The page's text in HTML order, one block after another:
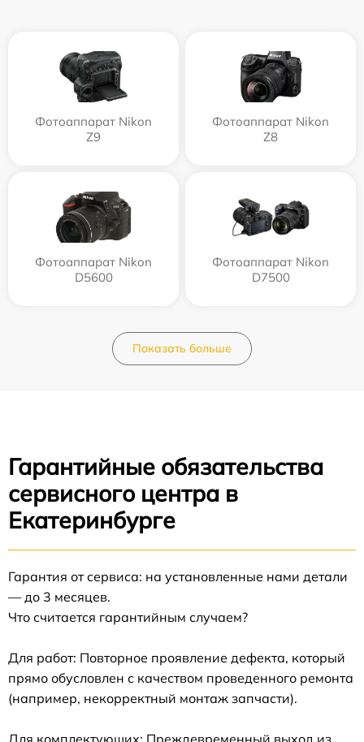
Фотоаппарат Nikon
Z9
Фотоаппарат Nikon
Z8
Фотоаппарат Nikon
D5600
Фотоаппарат Nikon
D7500
Показать больше
Гарантийные обязательства
сервисного центра в
Екатеринбурге
Гарантия от сервиса: на установленные нами детали
— до 3 месяцев.
Что считается гарантийным случаем?
Для работ: Повторное проявление дефекта, который
прямо обусловлен с качеством проведенного ремонта
(например, некорректный монтаж запчасти).